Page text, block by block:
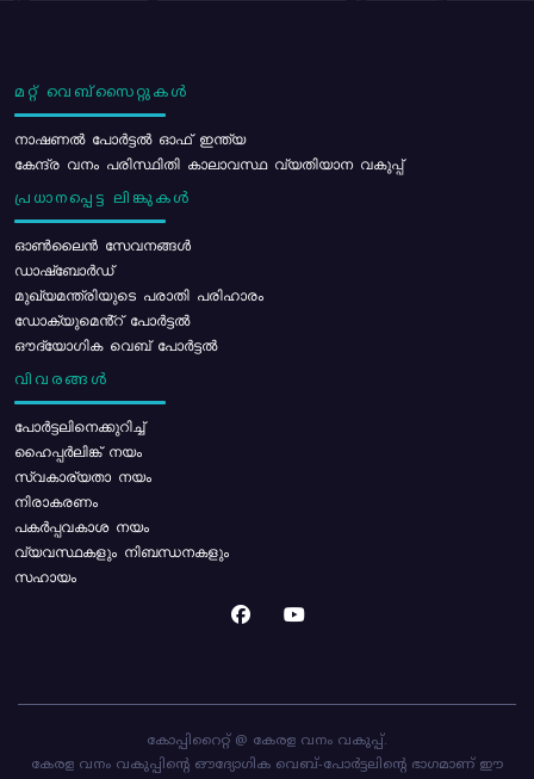
മറ്റ് വെബ്സൈറ്റുകൾ
നാഷണൽ പോർട്ടൽ ഓഫ് ഇന്ത്യ
കേന്ദ്ര വനം പരിസ്ഥിതി കാലാവസ്ഥ വ്യതിയാന വകുപ്പ്
പ്രധാനപ്പെട്ട ലിങ്കുകൾ
ഓൺലൈൻ സേവനങ്ങൾ
ഡാഷ്ബോർഡ്
മുഖ്യമന്ത്രിയുടെ പരാതി പരിഹാരം
ഡോക്യുമെൻ്റ് പോർട്ടൽ
ഔദ്യോഗിക വെബ് പോർട്ടൽ
വിവരങ്ങൾ
പോര്‍ട്ടലിനെക്കുറിച്ച്
ഹൈപ്പർലിങ്ക് നയം
സ്വകാര്യതാ നയം
നിരാകരണം
പകർപ്പവകാശ നയം
വ്യവസ്ഥകളും നിബന്ധനകളും
സഹായം
കോപ്പിറൈറ്റ് @ കേരള വനം വകുപ്പ്.
കേരള വനം വകുപ്പിന്റെ ഔദ്യോഗിക വെബ്-പോർട്ടലിന്റെ ഭാഗമാണ് ഈ